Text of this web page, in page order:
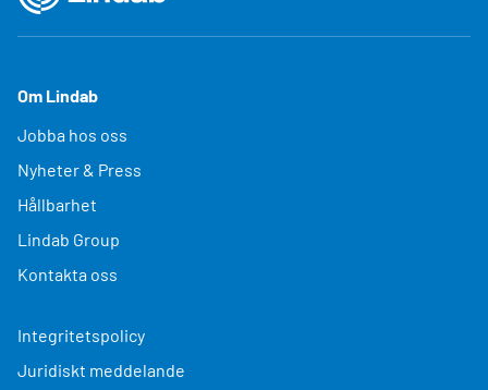
Om Lindab
Jobba hos oss
Nyheter & Press
Hållbarhet
Lindab Group
Kontakta oss
Integritetspolicy
Juridiskt meddelande